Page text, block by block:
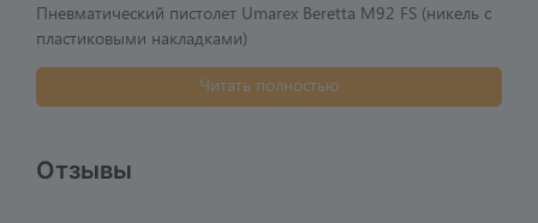
Пневматический пистолет Umarex Beretta M92 FS (никель с
пластиковыми накладками)
Читать полностью
Отзывы